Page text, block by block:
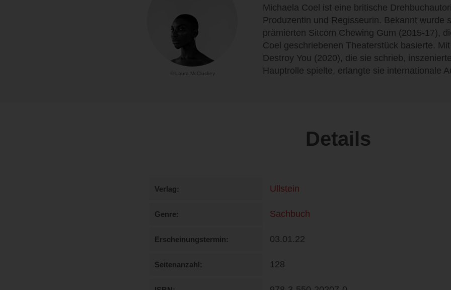
© Laura McCluskey
Michaela Coel ist eine britische
Produzentin und Regisseurin. Bekannt wurde
prämierten Sitcom Chewing Gum (2015-17),
Coel geschriebenen Theaterstück basierte.
Destroy You (2020), die sie schrieb,
Hauptrolle spielte, erlangte sie internationale
Details
Verlag Ullstein
Genre Sachbuch
Erscheinungstermin 03.01.22
Seitenanzahl 128